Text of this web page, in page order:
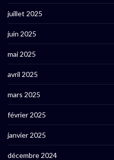
juillet 2025
juin 2025
mai 2025
avril 2025
mars 2025
février 2025
janvier 2025
décembre 2024